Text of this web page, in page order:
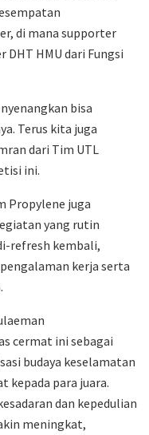
di mana supporter
HMU dari Fungsi
bisa
Terus kita juga
dari Tim UTL
ini.
Propylene juga
yang rutin
refresh kembali,
kerja serta
cermat ini sebagai
budaya keselamatan
kepada para juara.
dan kepedulian
meningkat,